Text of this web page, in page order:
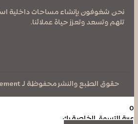
نحن شغوفون بإنشاء مساحات داخلية
تلهم وتسعد وتعزز حياة عملائنا.
حقوق الطبع والنشر محفوظة لـ Earth Element لعام 2024 - مدعوم بواسطة
0
عربة التسوق الخاصة بك